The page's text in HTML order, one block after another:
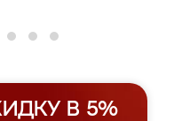
В 5%